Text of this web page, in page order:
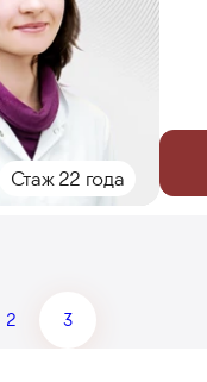
Стаж 22 года
2 3